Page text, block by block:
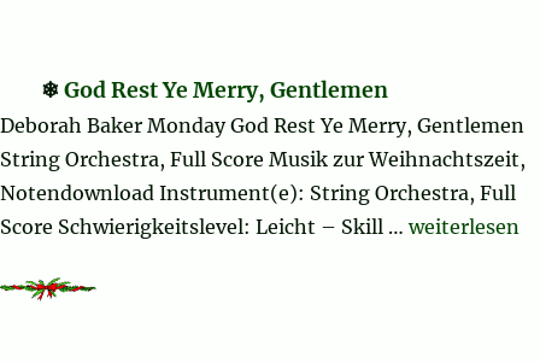
God Rest Ye Merry, Gentlemen
Deborah Baker Monday God Rest Ye Merry, Gentlemen
String Orchestra, Full Score Musik zur Weihnachtszeit,
Notendownload Instrument(e): String Orchestra, Full
Score Schwierigkeitslevel: Leicht – Skill …„God Rest
weiterlesen